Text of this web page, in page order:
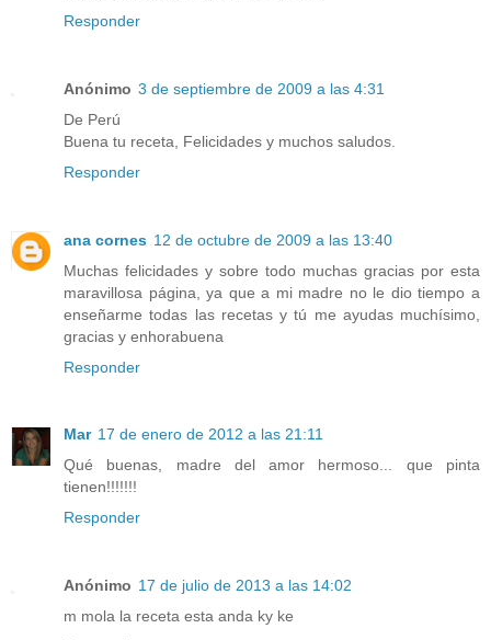
Responder
Anónimo 3 de septiembre de 2009 a las 4:31
De Perú
Buena tu receta, Felicidades y muchos saludos.
Responder
ana cornes 12 de octubre de 2009 a las 13:40
Muchas felicidades y sobre todo muchas gracias por esta
maravillosa página, ya que a mi madre no le dio tiempo a
enseñarme todas las recetas y tú me ayudas muchísimo,
gracias y enhorabuena
Responder
Mar 17 de enero de 2012 a las 21:11
Qué buenas, madre del amor hermoso... que pinta
tienen!!!!!!!
Responder
Anónimo 17 de julio de 2013 a las 14:02
m mola la receta esta anda ky ke